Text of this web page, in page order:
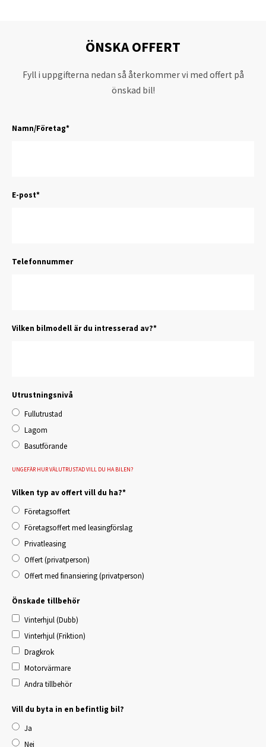
ÖNSKA OFFERT
Fyll i uppgifterna nedan så återkommer vi med offert på
önskad bil!
Namn/Företag*
E-post*
Telefonnummer
Vilken bilmodell är du intresserad av?*
Utrustningsnivå
Fullutrustad
Lagom
Basutförande
UNGEFÄR HUR VÄLUTRUSTAD VILL DU HA BILEN?
Vilken typ av offert vill du ha?*
Företagsoffert
Företagsoffert med leasingförslag
Privatleasing
Offert (privatperson)
Offert med finansiering (privatperson)
Önskade tillbehör
Vinterhjul (Dubb)
Vinterhjul (Friktion)
Dragkrok
Motorvärmare
Andra tillbehör
Vill du byta in en befintlig bil?
Ja
Nej